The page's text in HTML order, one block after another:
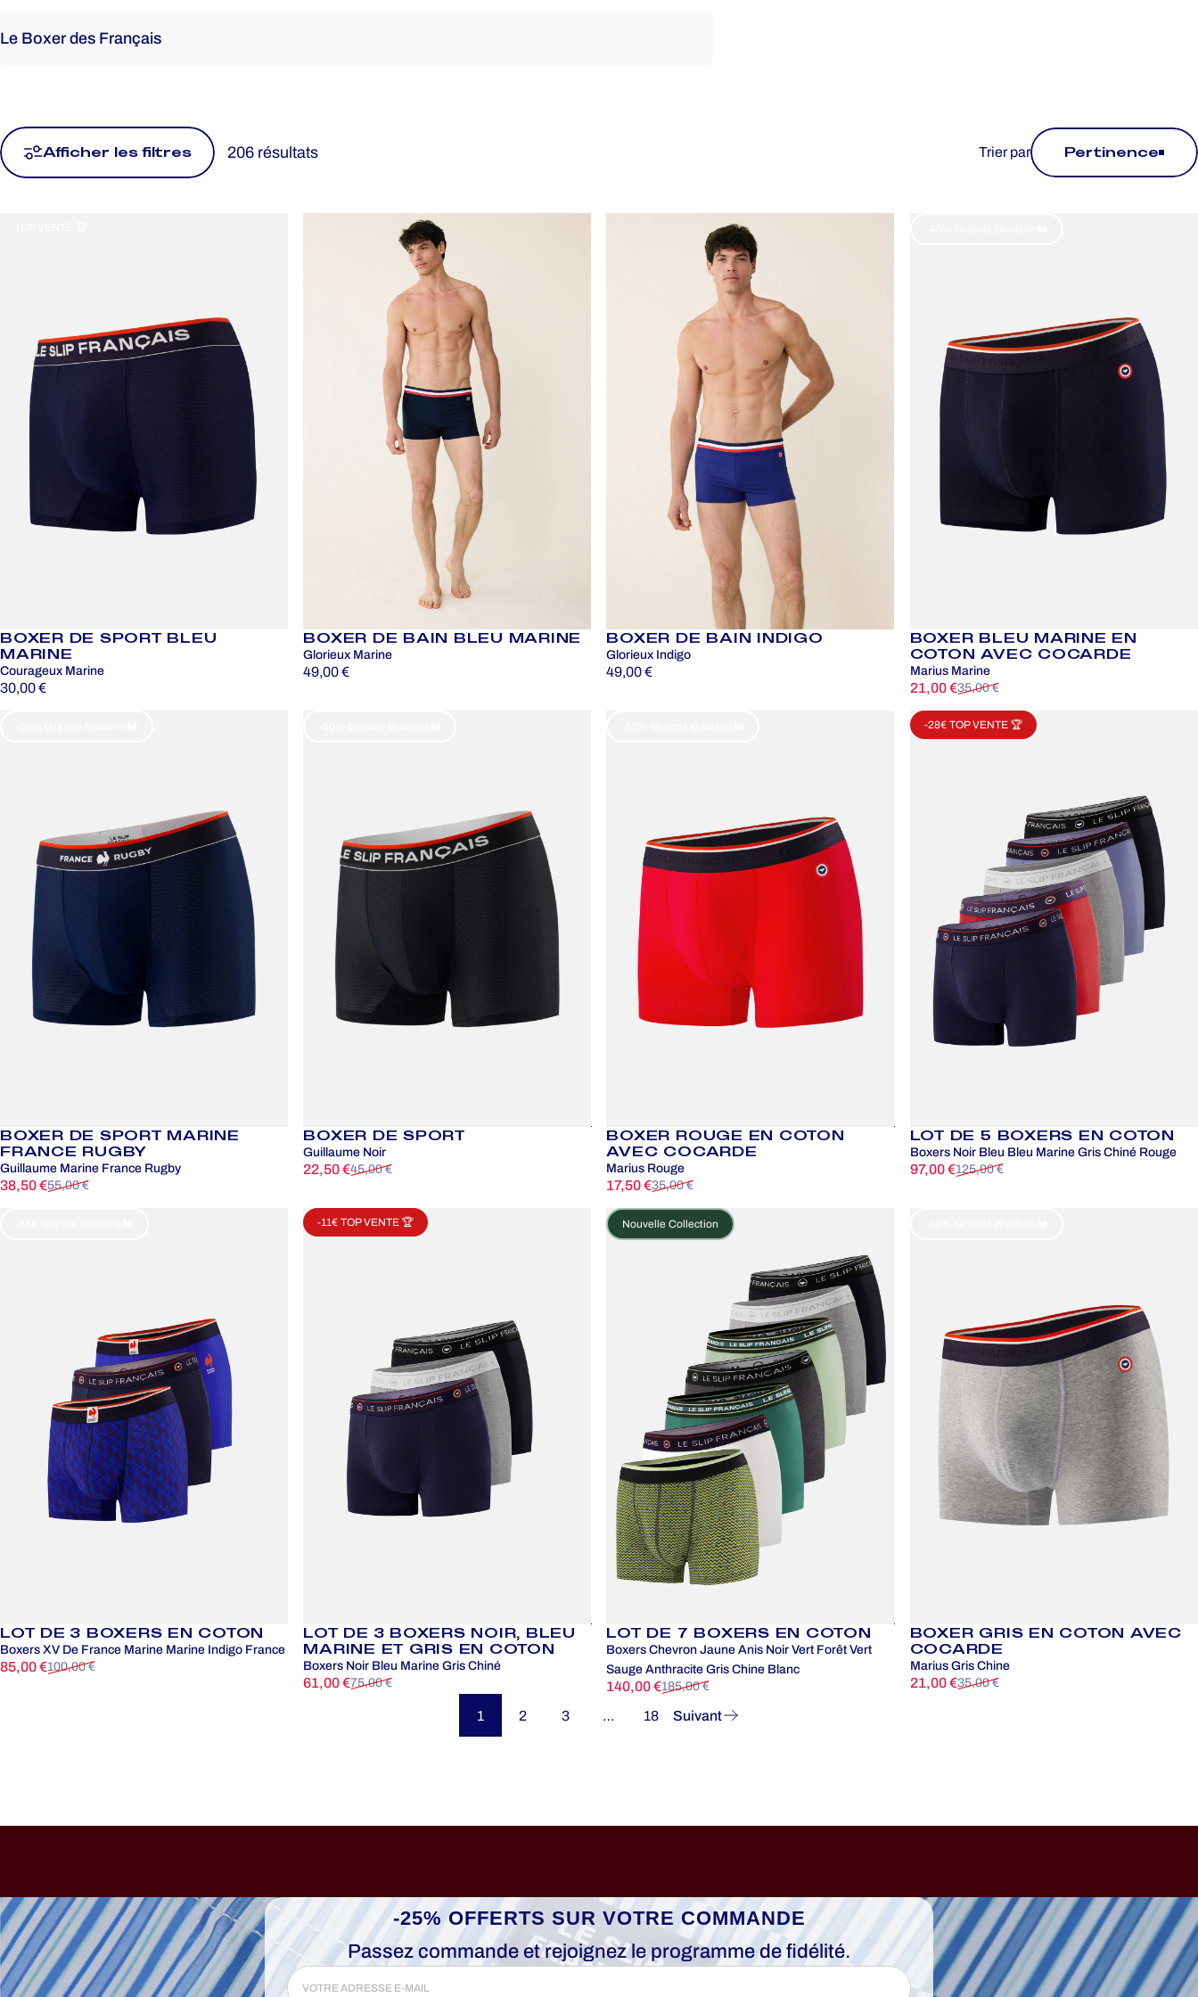
Afficher les filtres 206 résultats Trier par Pertinence
BOXER DE SPORT BLEU
MARINE
Courageux Marine
30,00 €
BOXER DE BAIN BLEU MARINE
Glorieux Marine
49,00 €
BOXER DE BAIN INDIGO
Glorieux Indigo
49,00 €
BOXER BLEU MARINE EN
COTON AVEC COCARDE
Marius Marine
Prix promotionnel
21,00 €
Prix habituel
35,00 €
BOXER DE SPORT MARINE
FRANCE RUGBY
Guillaume Marine France Rugby
Prix promotionnel
38,50 €
Prix habituel
55,00 €
BOXER DE SPORT
Guillaume Noir
Prix promotionnel
22,50 €
Prix habituel
45,00 €
BOXER ROUGE EN COTON
AVEC COCARDE
Marius Rouge
Prix promotionnel
17,50 €
Prix habituel
35,00 €
-28€ TOP VENTE 🏆
LOT DE 5 BOXERS EN COTON
Boxers Noir Bleu Bleu Marine Gris Chiné Rouge
Prix promotionnel
97,00 €
Prix habituel
125,00 €
LOT DE 3 BOXERS EN COTON
Boxers XV De France Marine Marine Indigo France
Prix promotionnel
85,00 €
Prix habituel
100,00 €
-11€ TOP VENTE 🏆
LOT DE 3 BOXERS NOIR, BLEU
MARINE ET GRIS EN COTON
Boxers Noir Bleu Marine Gris Chiné
Prix promotionnel
61,00 €
Prix habituel
75,00 €
Nouvelle Collection
LOT DE 7 BOXERS EN COTON
Boxers Chevron Jaune Anis Noir Vert Forêt Vert
Sauge Anthracite Gris Chine Blanc
Prix promotionnel
140,00 €
Prix habituel185,00 €
BOXER GRIS EN COTON AVEC
COCARDE
Marius Gris Chine
Prix promotionnel
21,00 €
Prix habituel
35,00 €
1 2 3 … 18 Suivant
-25% OFFERTS SUR VOTRE COMMANDE
Passez commande et rejoignez le programme de fidélité.